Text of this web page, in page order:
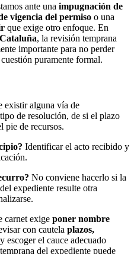
ante una impugnación de
vigencia del permiso o una
que exige otro enfoque. En
, la revisión temprana
importante para no perder
puramente formal.
existir alguna vía de
de resolución, de si el plazo
pie de recursos.
Identificar el acto recibido y
No conviene hacerlo si la
expediente resulte otra
carnet exige poner nombre
con cautela plazos,
y escoger el cauce adecuado
del expediente puede